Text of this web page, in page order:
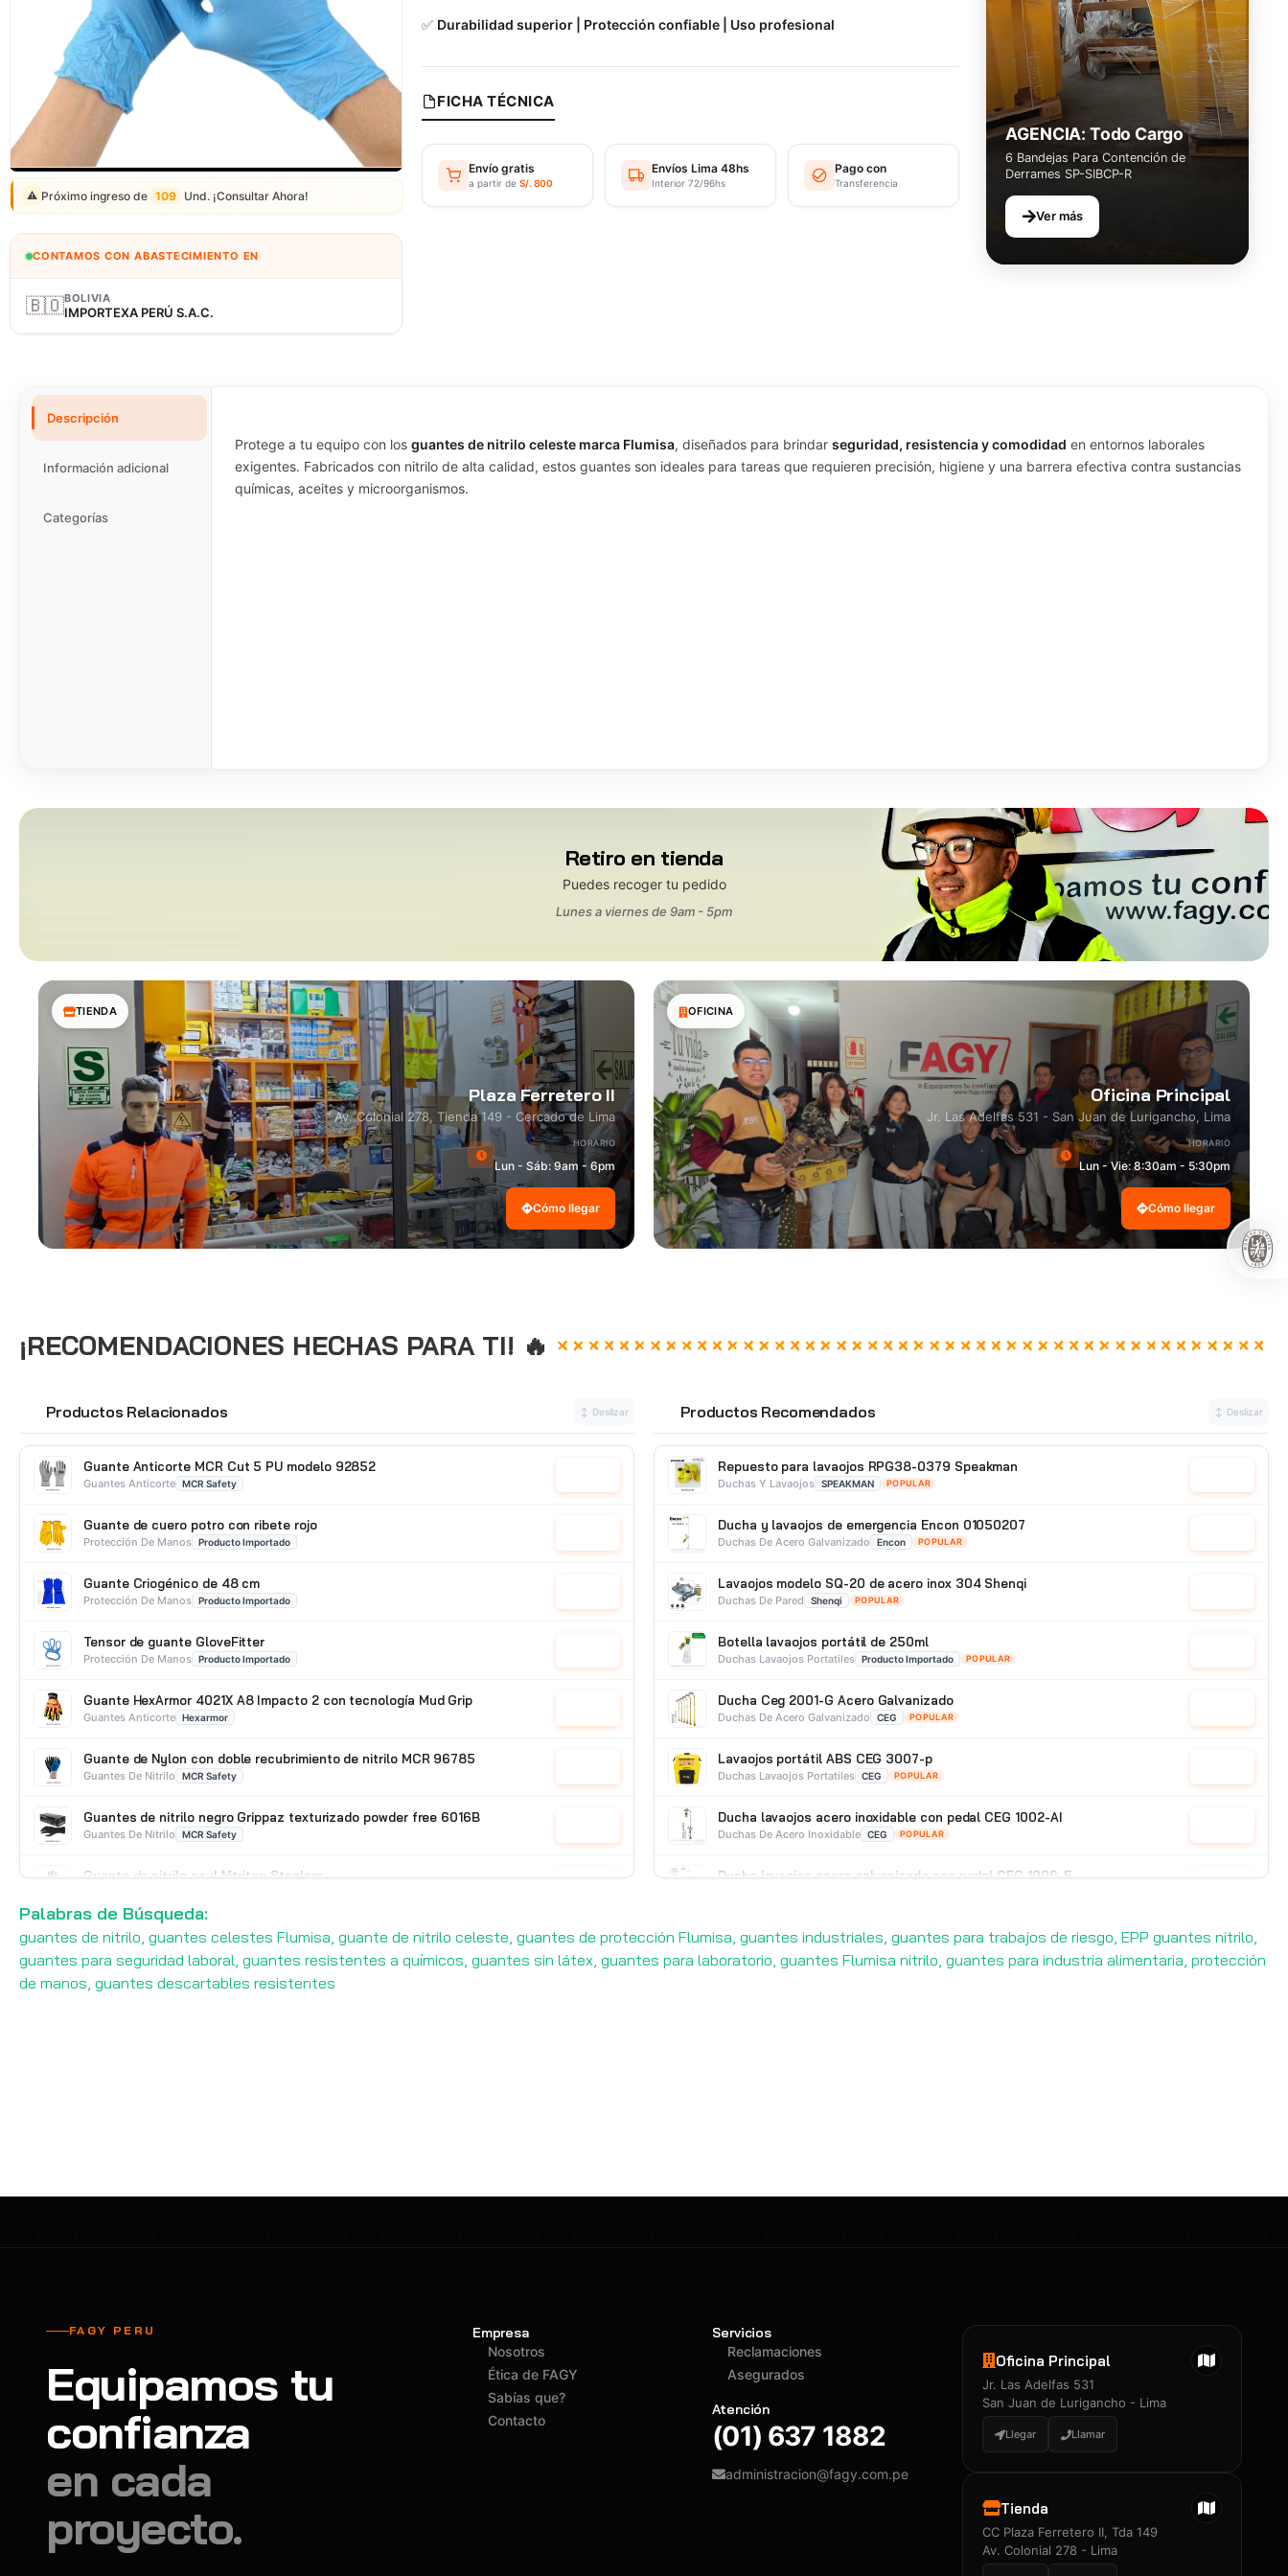
Correo: ventas@fagy.com.pe (01) 6371882 - 915 330 639
⚠️ Próximo ingreso de 109 Und. ¡Consultar Ahora!
CONTAMOS CON ABASTECIMIENTO EN
🇧🇴BOLIVIA
IMPORTEXA PERÚ S.A.C.
✅ Durabilidad superior | Protección confiable | Uso profesional
FICHA TÉCNICA
Envío gratis
a partir deS/. 800
Envíos Lima 48hs
Interior 72/96hs
Pago con
Transferencia
AGENCIA: Todo Cargo
6 Bandejas Para Contención de
Derrames SP-SIBCP-R
Ver más
Descripción
Información adicional
Categorías
Protege a tu equipo con los guantes de nitrilo celeste marca Flumisa, diseñados para brindar seguridad, resistencia y comodidad en entornos laborales
exigentes. Fabricados con nitrilo de alta calidad, estos guantes son ideales para tareas que requieren precisión, higiene y una barrera efectiva contra sustancias
químicas, aceites y microorganismos.
Retiro en tienda
Puedes recoger tu pedido
Lunes a viernes de 9am - 5pm
TIENDA
Plaza Ferretero II
Av. Colonial 278, Tienda 149 - Cercado de Lima
HORARIO
Lun - Sáb: 9am - 6pm
Cómo llegar
OFICINA
Oficina Principal
Jr. Las Adelfas 531 - San Juan de Lurigancho, Lima
HORARIO
Lun - Vie: 8:30am - 5:30pm
Cómo llegar
¡RECOMENDACIONES HECHAS PARA TI! 🔥
Productos Relacionados ↕ Deslizar
Guante Anticorte MCR Cut 5 PU modelo 92852
Guantes Anticorte MCR Safety
Guante de cuero potro con ribete rojo
Protección De Manos Producto Importado
Guante Criogénico de 48 cm
Protección De Manos Producto Importado
Tensor de guante GloveFitter
Protección De Manos Producto Importado
Guante HexArmor 4021X A8 Impacto 2 con tecnología Mud Grip
Guantes Anticorte Hexarmor
Guante de Nylon con doble recubrimiento de nitrilo MCR 96785
Guantes De Nitrilo MCR Safety
Guantes de nitrilo negro Grippaz texturizado powder free 6016B
Guantes De Nitrilo MCR Safety
Guante de nitrilo azul Nitritop Steelpro
Productos Recomendados ↕ Deslizar
Repuesto para lavaojos RPG38-0379 Speakman
Duchas Y Lavaojos SPEAKMAN POPULAR
Ducha y lavaojos de emergencia Encon 01050207
Duchas De Acero Galvanizado Encon POPULAR
Lavaojos modelo SQ-20 de acero inox 304 Shenqi
Duchas De Pared Shenqi POPULAR
Botella lavaojos portátil de 250ml
Duchas Lavaojos Portatiles Producto Importado POPULAR
Ducha Ceg 2001-G Acero Galvanizado
Duchas De Acero Galvanizado CEG POPULAR
Lavaojos portátil ABS CEG 3007-p
Duchas Lavaojos Portatiles CEG POPULAR
Ducha lavaojos acero inoxidable con pedal CEG 1002-AI
Duchas De Acero Inoxidable CEG POPULAR
Ducha lavaojos acero galvanizado con pedal CEG 1006-E
Palabras de Búsqueda:
guantes de nitrilo, guantes celestes Flumisa, guante de nitrilo celeste, guantes de protección Flumisa, guantes industriales, guantes para trabajos de riesgo, EPP guantes nitrilo,
guantes para seguridad laboral, guantes resistentes a químicos, guantes sin látex, guantes para laboratorio, guantes Flumisa nitrilo, guantes para industria alimentaria, protección
de manos, guantes descartables resistentes
FAGY PERU
Equipamos tu
confianza
en cada
proyecto.
Empresa
Nosotros
Ética de FAGY
Sabías que?
Contacto
Servicios
Reclamaciones
Asegurados
Atención
(01) 637 1882
administracion@fagy.com.pe
Oficina Principal
Jr. Las Adelfas 531
San Juan de Lurigancho - Lima
Llegar Llamar
Tienda
CC Plaza Ferretero II, Tda 149
Av. Colonial 278 - Lima